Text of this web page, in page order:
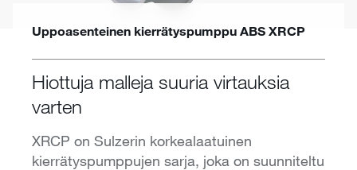
Uppoasenteinen kierrätyspumppu ABS XRCP
Hiottuja malleja suuria virtauksia
varten
XRCP on Sulzerin korkealaatuinen
kierrätyspumppujen sarja, joka on suunniteltu